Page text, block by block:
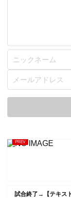
試合終了→【テキス